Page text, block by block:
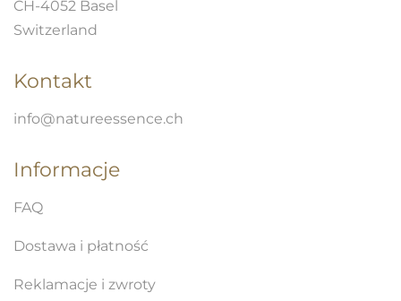
CH-4052 Basel
Switzerland
Kontakt
info@natureessence.ch
Informacje
FAQ
Dostawa i płatność
Reklamacje i zwroty